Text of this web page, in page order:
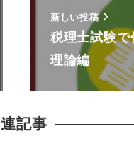
新しい投稿
税理士試験
理論編
記事